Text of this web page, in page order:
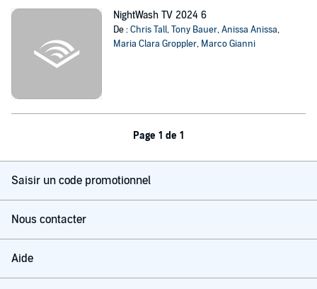
NightWash TV 2024 6
De :Chris Tall,Tony Bauer,Anissa Anissa,
Maria Clara Groppler, Marco Gianni
Page 1 de 1
Saisir un code promotionnel
Nous contacter
Aide